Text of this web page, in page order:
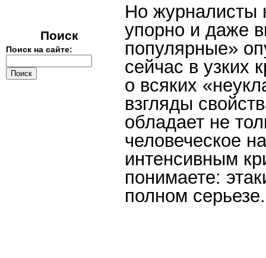
Но журналисты
упорно и даже
популярные»
сейчас в узких
о всяких
взгляды
обладает не
человеческое
интенсивным
понимаете:
полном серьезе.
Поиск
Поиск на сайте: